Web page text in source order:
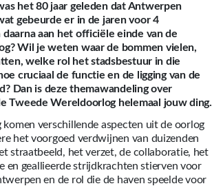
het 80 jaar geleden dat Antwerpen
gebeurde er in de jaren voor 4
daarna aan het officiële einde van de
Wil je weten waar de bommen vielen,
welke rol het stadsbestuur in die
cruciaal de functie en de ligging van de
Dan is deze themawandeling over
Tweede Wereldoorlog helemaal jouw ding.
komen verschillende aspecten uit de oorlog
het voorgoed verdwijnen van duizenden
straatbeeld, het verzet, de collaboratie, het
en geallieerde strijdkrachten stierven voor
en de rol die de haven speelde voor